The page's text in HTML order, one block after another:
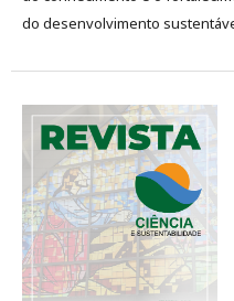
do desenvolvimento